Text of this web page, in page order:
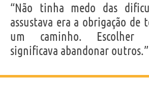
Personagens relacionados por
“Não tinha medo das
assustava era a obrigação de
um caminho. Escolher
significava abandonar outros.”